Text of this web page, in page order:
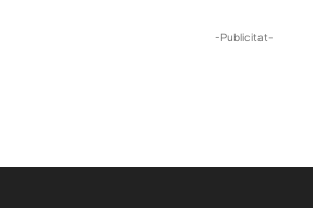
-Publicitat-